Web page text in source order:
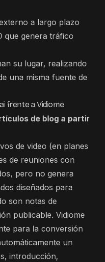
a largo plazo
que genera tráfico
su lugar, realizando
una misma fuente de
frente a Vidiome
de blog a partir
de video (en planes
de reuniones con
pero no genera
diseñados para
son notas de
publicable. Vidiome
para la conversión
un
introducción,